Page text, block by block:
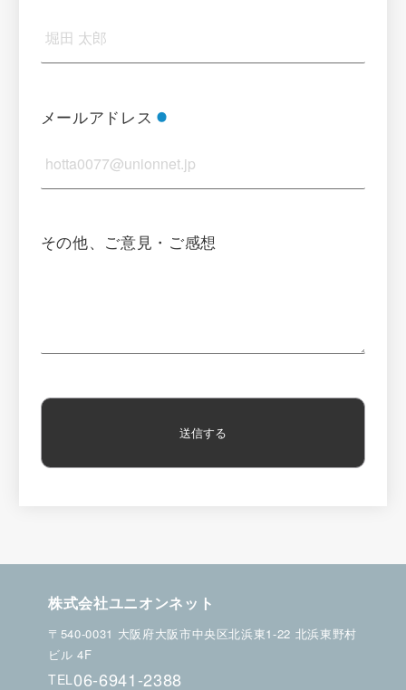
メールアドレス
その他、ご意見・ご感想
株式会社ユニオンネット
〒540-0031 大阪府大阪市中央区北浜東1-22 北浜東野村
ビル 4F
TEL06-6941-2388